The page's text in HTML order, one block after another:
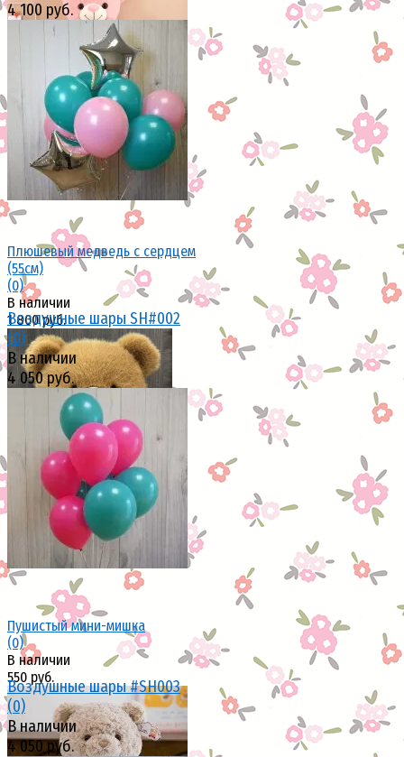
сравнить
избранное сравнить
Плюшевый медведь с сердцем
(55см)
(0)
В наличии
1 800 руб.
Пушистый мини-мишка
(0)
В наличии
550 руб.
избранное сравнить
4 100 руб.
избранное сравнить
Воздушные шары SH#002
(0)
В наличии
4 050 руб.
Воздушные шары #SH003
(0)
В наличии
4 050 руб.